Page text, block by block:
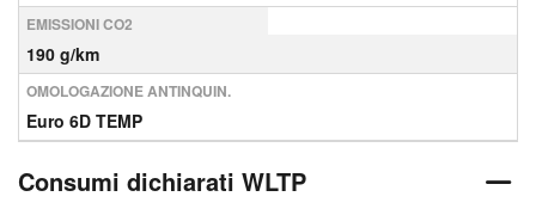
EMISSIONI CO2
190 g/km
OMOLOGAZIONE ANTINQUIN.
Euro 6D TEMP
Consumi dichiarati WLTP